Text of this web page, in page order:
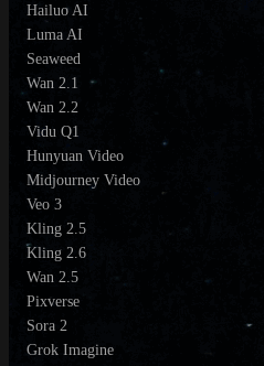
Hailuo AI
Luma AI
Seaweed
Wan 2.1
Wan 2.2
Vidu Q1
Hunyuan Video
Midjourney Video
Veo 3
Kling 2.5
Kling 2.6
Wan 2.5
Pixverse
Sora 2
Grok Imagine